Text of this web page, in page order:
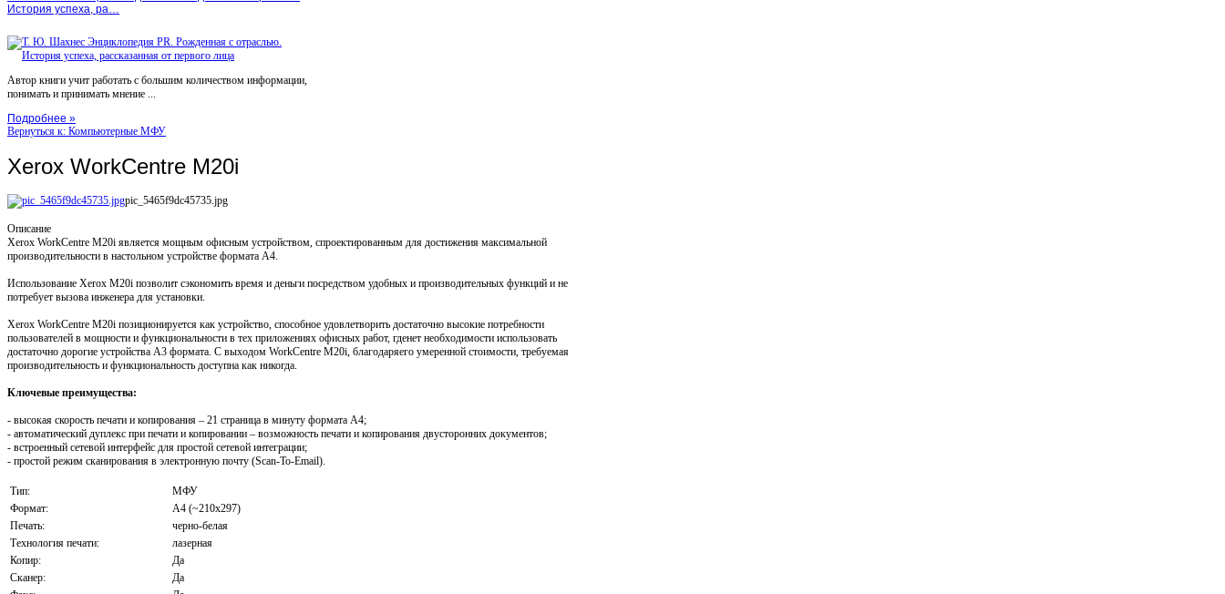
История успеха, ра…
Автор книги учит работать с большим количеством информации,
понимать и принимать мнение ...
Подробнее »
Вернуться к: Компьютерные МФУ
Xerox WorkCentre M20i
pic_5465f9dc45735.jpg
Описание
Xerox WorkCentre M20i является мощным офисным устройством, спроектированным для достижения максимальной
производительности в настольном устройстве формата A4.
Использование Xerox M20i позволит сэкономить время и деньги посредством удобных и производительных функций и не
потребует вызова инженера для установки.
Xerox WorkCentre M20i позиционируется как устройство, способное удовлетворить достаточно высокие потребности
пользователей в мощности и функциональности в тех приложениях офисных работ, гденет необходимости использовать
достаточно дорогие устройства A3 формата. С выходом WorkCentre M20i, благодаряего умеренной стоимости, требуемая
производительность и функциональность доступна как никогда.
Ключевые преимущества:
- высокая скорость печати и копирования – 21 страница в минуту формата A4;
- автоматический дуплекс при печати и копировании – возможность печати и копирования двусторонних документов;
- встроенный сетевой интерфейс для простой сетевой интеграции;
- простой режим сканирования в электронную почту (Scan-To-Email).
Тип:
МФУ
Формат:
A4 (~210x297)
Печать:
черно-белая
Технология печати:
лазерная
Копир:
Да
Сканер:
Да